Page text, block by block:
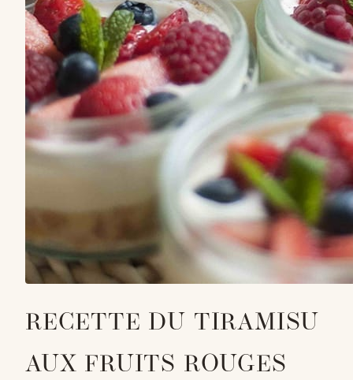
RECETTE DU TIRAMISU
AUX FRUITS ROUGES